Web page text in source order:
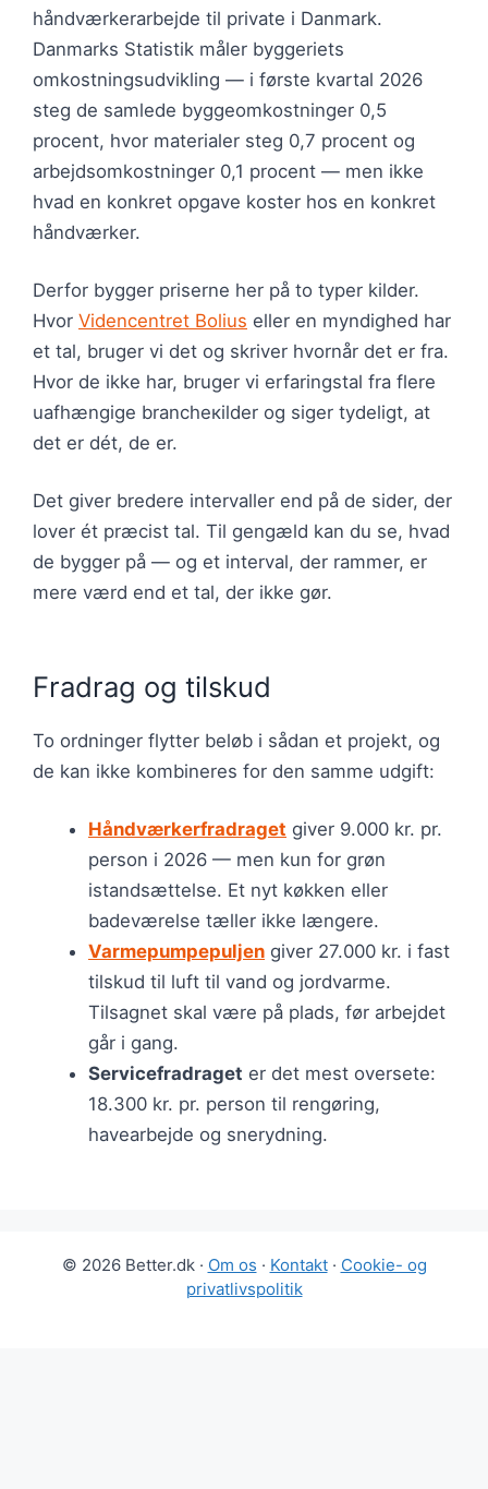
håndværkerarbejde til private i Danmark.
Danmarks Statistik måler byggeriets
omkostningsudvikling — i første kvartal 2026
steg de samlede byggeomkostninger 0,5
procent, hvor materialer steg 0,7 procent og
arbejdsomkostninger 0,1 procent — men ikke
hvad en konkret opgave koster hos en konkret
håndværker.
Derfor bygger priserne her på to typer kilder.
Hvor Videncentret Bolius eller en myndighed har
et tal, bruger vi det og skriver hvornår det er fra.
Hvor de ikke har, bruger vi erfaringstal fra flere
uafhængige brancheкilder og siger tydeligt, at
det er dét, de er.
Det giver bredere intervaller end på de sider, der
lover ét præcist tal. Til gengæld kan du se, hvad
de bygger på — og et interval, der rammer, er
mere værd end et tal, der ikke gør.
Fradrag og tilskud
To ordninger flytter beløb i sådan et projekt, og
de kan ikke kombineres for den samme udgift:
Håndværkerfradraget giver 9.000 kr. pr.
person i 2026 — men kun for grøn
istandsættelse. Et nyt køkken eller
badeværelse tæller ikke længere.
Varmepumpepuljen giver 27.000 kr. i fast
tilskud til luft til vand og jordvarme.
Tilsagnet skal være på plads, før arbejdet
går i gang.
Servicefradraget er det mest oversete:
18.300 kr. pr. person til rengøring,
havearbejde og snerydning.
© 2026 Better.dk · Om os · Kontakt· Cookie- og
privatlivspolitik